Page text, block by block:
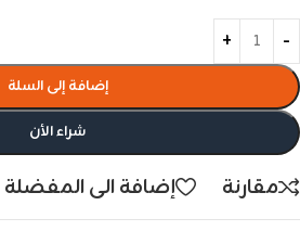
إضافة إلى السلة
شراء الأن
مقارنة إضافة الى المفضلة